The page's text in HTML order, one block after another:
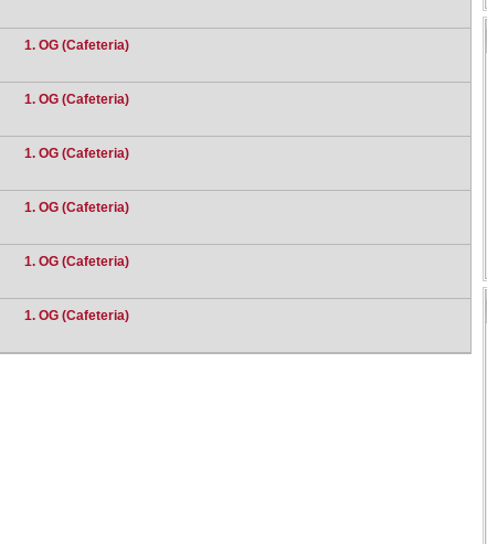
1. OG (Cafeteria)
1. OG (Cafeteria)
1. OG (Cafeteria)
1. OG (Cafeteria)
1. OG (Cafeteria)
1. OG (Cafeteria)